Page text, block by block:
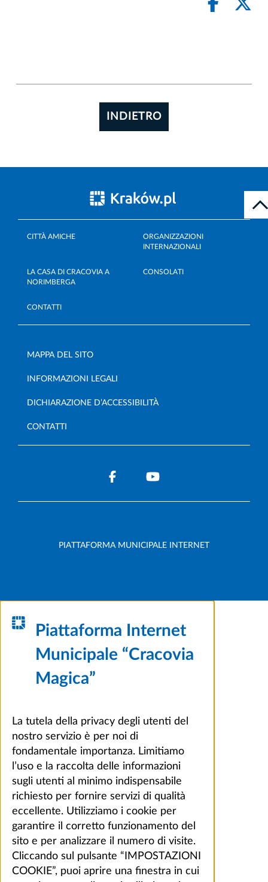
INDIETRO
CITTÀ AMICHE
ORGANIZZAZIONI
INTERNAZIONALI
LA CASA DI CRACOVIA A
NORIMBERGA
CONSOLATI
CONTATTI
MAPPA DEL SITO
INFORMAZIONI LEGALI
DICHIARAZIONE D’ACCESSIBILITÀ
CONTATTI
PIATTAFORMA MUNICIPALE INTERNET
Piattaforma Internet
Municipale “Cracovia
Magica”
La tutela della privacy degli utenti del
nostro servizio è per noi di
fondamentale importanza. Limitiamo
l’uso e la raccolta delle informazioni
sugli utenti al minimo indispensabile
richiesto per fornire servizi di qualità
eccellente. Utilizziamo i cookie per
garantire il corretto funzionamento del
sito e per analizzare il numero di visite.
Cliccando sul pulsante “IMPOSTAZIONI
COOKIE”, puoi aprire una finestra in cui